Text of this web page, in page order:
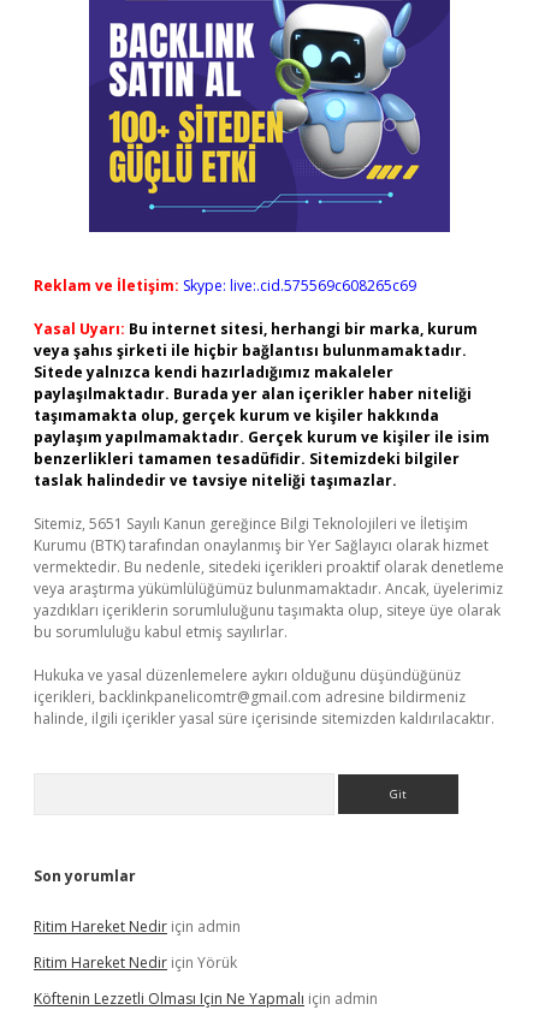
Reklam ve İletişim: Skype: live:.cid.575569c608265c69
Yasal Uyarı: Bu internet sitesi, herhangi bir marka, kurum
veya şahıs şirketi ile hiçbir bağlantısı bulunmamaktadır.
Sitede yalnızca kendi hazırladığımız makaleler
paylaşılmaktadır. Burada yer alan içerikler haber niteliği
taşımamakta olup, gerçek kurum ve kişiler hakkında
paylaşım yapılmamaktadır. Gerçek kurum ve kişiler ile isim
benzerlikleri tamamen tesadüfidir. Sitemizdeki bilgiler
taslak halindedir ve tavsiye niteliği taşımazlar.
Sitemiz, 5651 Sayılı Kanun gereğince Bilgi Teknolojileri ve İletişim
Kurumu (BTK) tarafından onaylanmış bir Yer Sağlayıcı olarak hizmet
vermektedir. Bu nedenle, sitedeki içerikleri proaktif olarak denetleme
veya araştırma yükümlülüğümüz bulunmamaktadır. Ancak, üyelerimiz
yazdıkları içeriklerin sorumluluğunu taşımakta olup, siteye üye olarak
bu sorumluluğu kabul etmiş sayılırlar.
Hukuka ve yasal düzenlemelere aykırı olduğunu düşündüğünüz
içerikleri, backlinkpanelicomtr@gmail.com adresine bildirmeniz
halinde, ilgili içerikler yasal süre içerisinde sitemizden kaldırılacaktır.
Son yorumlar
Ritim Hareket Nedir için admin
Ritim Hareket Nedir için Yörük
Köftenin Lezzetli Olması Için Ne Yapmalı için admin